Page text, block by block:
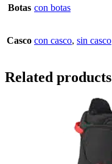
Botas con botas
Casco con casco, sin casco
Related products